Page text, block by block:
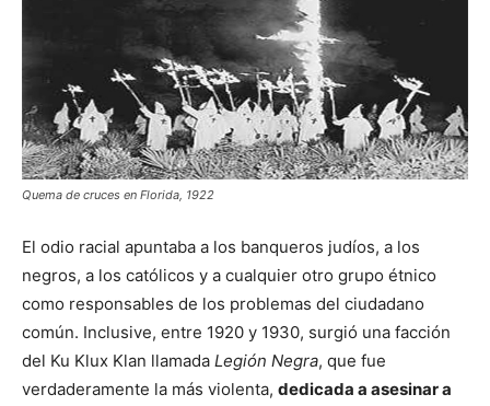
Quema de cruces en Florida, 1922
El odio racial apuntaba a los banqueros judíos, a los
negros, a los católicos y a cualquier otro grupo étnico
como responsables de los problemas del ciudadano
común. Inclusive, entre 1920 y 1930, surgió una facción
del Ku Klux Klan llamada Legión Negra, que fue
verdaderamente la más violenta, dedicada a asesinar a